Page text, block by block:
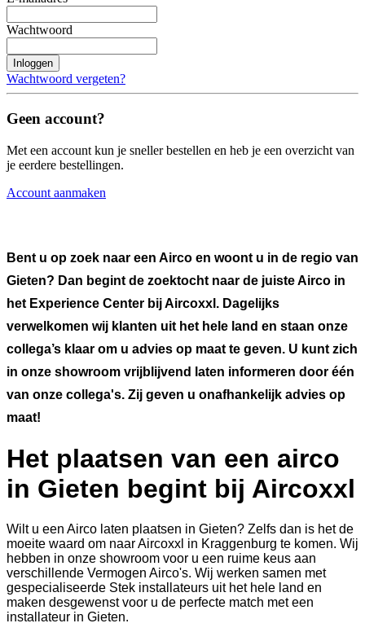
Wachtwoord
Inloggen
Wachtwoord vergeten?
Geen account?
Met een account kun je sneller bestellen en heb je een overzicht van
je eerdere bestellingen.
Account aanmaken
Bent u op zoek naar een Airco en woont u in de regio van
Gieten? Dan begint de zoektocht naar de juiste Airco in
het Experience Center bij Aircoxxl. Dagelijks
verwelkomen wij klanten uit het hele land en staan onze
collega’s klaar om u advies op maat te geven. U kunt zich
in onze showroom vrijblijvend laten informeren door één
van onze collega's. Zij geven u onafhankelijk advies op
maat!
Het plaatsen van een airco
in Gieten begint bij Aircoxxl
Wilt u een Airco laten plaatsen in Gieten? Zelfs dan is het de
moeite waard om naar Aircoxxl in Kraggenburg te komen. Wij
hebben in onze showroom voor u een ruime keus aan
verschillende Vermogen Airco's. Wij werken samen met
gespecialiseerde Stek installateurs uit het hele land en
maken desgewenst voor u de perfecte match met een
installateur in Gieten.